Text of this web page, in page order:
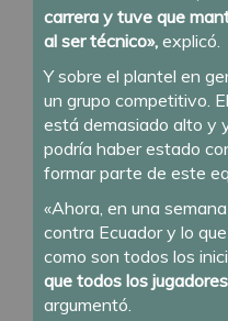
carrera y tuve que
al ser técnico», explicó.
Y sobre el plantel en
un grupo competitivo.
está demasiado alto y
podría haber estado
formar parte de este
«Ahora, en una
contra Ecuador y lo
como son todos los
que todos los
argumentó.